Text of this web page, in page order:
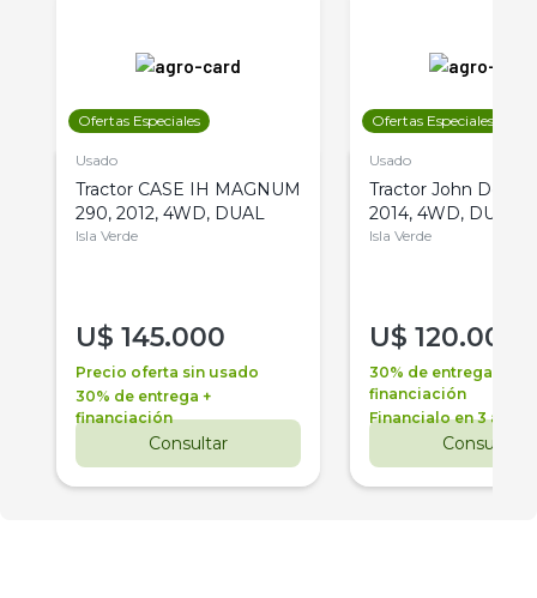
Ofertas Especiales
Usado
Tractor CASE IH MAGNUM
290, 2012, 4WD, DUAL
Isla Verde
U$ 145.000
Precio oferta sin usado
30% de entrega +
financiación
Consultar
Ofertas Especiales
Usado
Tractor John Deere
2014, 4WD, DUAL
Isla Verde
U$ 120.000
30% de entrega +
financiación
Financialo en 3 años
Consultar